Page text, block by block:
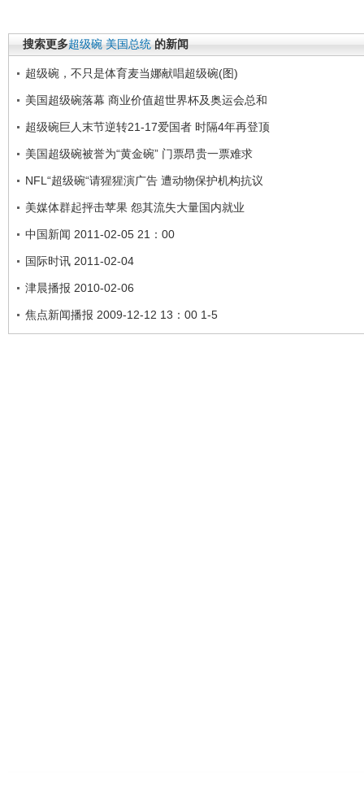
搜索更多超级碗 美国总统 的新闻
超级碗，不只是体育麦当娜献唱超级碗(图)
美国超级碗落幕 商业价值超世界杯及奥运会总和
超级碗巨人末节逆转21-17爱国者 时隔4年再登顶
美国超级碗被誉为“黄金碗” 门票昂贵一票难求
NFL“超级碗“请猩猩演广告 遭动物保护机构抗议
美媒体群起抨击苹果 怨其流失大量国内就业
中国新闻 2011-02-05 21：00
国际时讯 2011-02-04
津晨播报 2010-02-06
焦点新闻播报 2009-12-12 13：00 1-5